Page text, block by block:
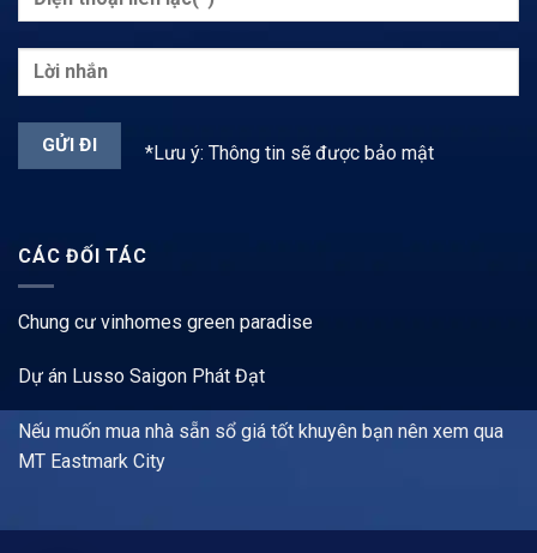
*Lưu ý: Thông tin sẽ được bảo mật
CÁC ĐỐI TÁC
Chung cư vinhomes green paradise
Dự án Lusso Saigon Phát Đạt
Nếu muốn mua nhà sẵn sổ giá tốt khuyên bạn nên xem qua
MT Eastmark City